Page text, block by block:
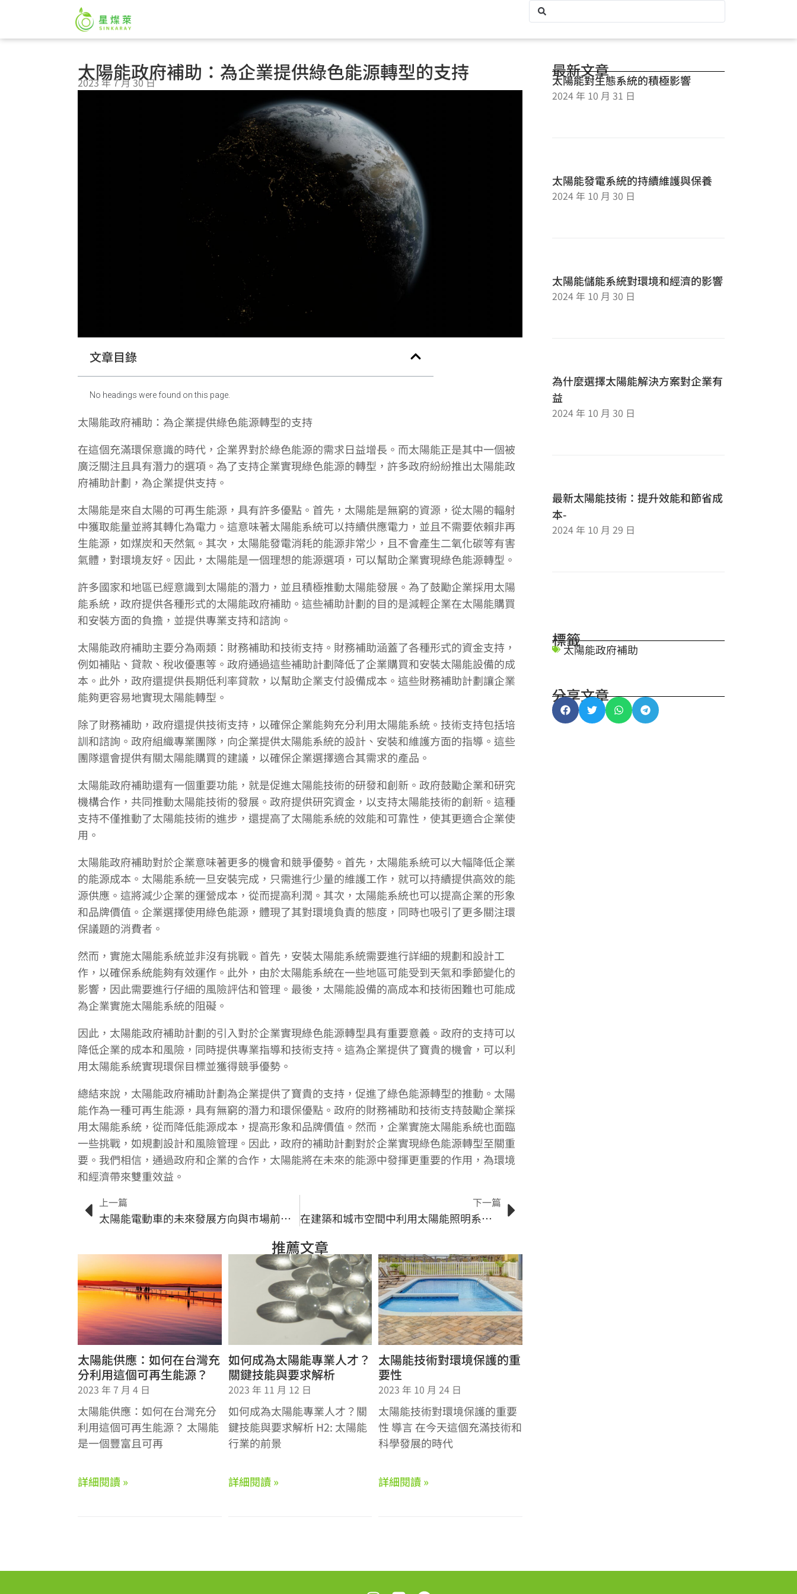
太陽能政府補助：為企業提供綠色能源轉型的支持
2023 年 7 月 30 日
文章目錄
No headings were found on this page.
太陽能政府補助：為企業提供綠色能源轉型的支持
在這個充滿環保意識的時代，企業界對於綠色能源的需求日益增長。而太陽能正是其中一個被
廣泛關注且具有潛力的選項。為了支持企業實現綠色能源的轉型，許多政府紛紛推出太陽能政
府補助計劃，為企業提供支持。
太陽能是來自太陽的可再生能源，具有許多優點。首先，太陽能是無窮的資源，從太陽的輻射
中獲取能量並將其轉化為電力。這意味著太陽能系統可以持續供應電力，並且不需要依賴非再
生能源，如煤炭和天然氣。其次，太陽能發電消耗的能源非常少，且不會產生二氧化碳等有害
氣體，對環境友好。因此，太陽能是一個理想的能源選項，可以幫助企業實現綠色能源轉型。
許多國家和地區已經意識到太陽能的潛力，並且積極推動太陽能發展。為了鼓勵企業採用太陽
能系統，政府提供各種形式的太陽能政府補助。這些補助計劃的目的是減輕企業在太陽能購買
和安裝方面的負擔，並提供專業支持和諮詢。
太陽能政府補助主要分為兩類：財務補助和技術支持。財務補助涵蓋了各種形式的資金支持，
例如補貼、貸款、稅收優惠等。政府通過這些補助計劃降低了企業購買和安裝太陽能設備的成
本。此外，政府還提供長期低利率貸款，以幫助企業支付設備成本。這些財務補助計劃讓企業
能夠更容易地實現太陽能轉型。
除了財務補助，政府還提供技術支持，以確保企業能夠充分利用太陽能系統。技術支持包括培
訓和諮詢。政府組織專業團隊，向企業提供太陽能系統的設計、安裝和維護方面的指導。這些
團隊還會提供有關太陽能購買的建議，以確保企業選擇適合其需求的產品。
太陽能政府補助還有一個重要功能，就是促進太陽能技術的研發和創新。政府鼓勵企業和研究
機構合作，共同推動太陽能技術的發展。政府提供研究資金，以支持太陽能技術的創新。這種
支持不僅推動了太陽能技術的進步，還提高了太陽能系統的效能和可靠性，使其更適合企業使
用。
太陽能政府補助對於企業意味著更多的機會和競爭優勢。首先，太陽能系統可以大幅降低企業
的能源成本。太陽能系統一旦安裝完成，只需進行少量的維護工作，就可以持續提供高效的能
源供應。這將減少企業的運營成本，從而提高利潤。其次，太陽能系統也可以提高企業的形象
和品牌價值。企業選擇使用綠色能源，體現了其對環境負責的態度，同時也吸引了更多關注環
保議題的消費者。
然而，實施太陽能系統並非沒有挑戰。首先，安裝太陽能系統需要進行詳細的規劃和設計工
作，以確保系統能夠有效運作。此外，由於太陽能系統在一些地區可能受到天氣和季節變化的
影響，因此需要進行仔細的風險評估和管理。最後，太陽能設備的高成本和技術困難也可能成
為企業實施太陽能系統的阻礙。
因此，太陽能政府補助計劃的引入對於企業實現綠色能源轉型具有重要意義。政府的支持可以
降低企業的成本和風險，同時提供專業指導和技術支持。這為企業提供了寶貴的機會，可以利
用太陽能系統實現環保目標並獲得競爭優勢。
總結來說，太陽能政府補助計劃為企業提供了寶貴的支持，促進了綠色能源轉型的推動。太陽
能作為一種可再生能源，具有無窮的潛力和環保優點。政府的財務補助和技術支持鼓勵企業採
用太陽能系統，從而降低能源成本，提高形象和品牌價值。然而，企業實施太陽能系統也面臨
一些挑戰，如規劃設計和風險管理。因此，政府的補助計劃對於企業實現綠色能源轉型至關重
要。我們相信，通過政府和企業的合作，太陽能將在未來的能源中發揮更重要的作用，為環境
和經濟帶來雙重效益。
上一篇
太陽能電動車的未來發展方向與市場前景分析
下一篇
在建築和城市空間中利用太陽能照明系統的經濟效益
推薦文章
太陽能供應：如何在台灣充
分利用這個可再生能源？
2023 年 7 月 4 日
太陽能供應：如何在台灣充分
利用這個可再生能源？ 太陽能
是一個豐富且可再
詳細閱讀 »
如何成為太陽能專業人才？
關鍵技能與要求解析
2023 年 11 月 12 日
如何成為太陽能專業人才？關
鍵技能與要求解析 H2: 太陽能
行業的前景
詳細閱讀 »
太陽能技術對環境保護的重
要性
2023 年 10 月 24 日
太陽能技術對環境保護的重要
性 導言 在今天這個充滿技術和
科學發展的時代
詳細閱讀 »
最新文章
太陽能對生態系統的積極影響
2024 年 10 月 31 日
太陽能發電系統的持續維護與保養
2024 年 10 月 30 日
太陽能儲能系統對環境和經濟的影響
2024 年 10 月 30 日
為什麼選擇太陽能解決方案對企業有
益
2024 年 10 月 30 日
最新太陽能技術：提升效能和節省成
本-
2024 年 10 月 29 日
標籤
太陽能政府補助
分享文章